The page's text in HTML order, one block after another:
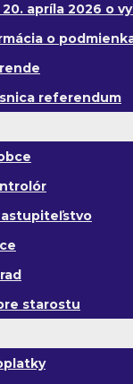
20. apríla 2026 o
o
referendum
starostu